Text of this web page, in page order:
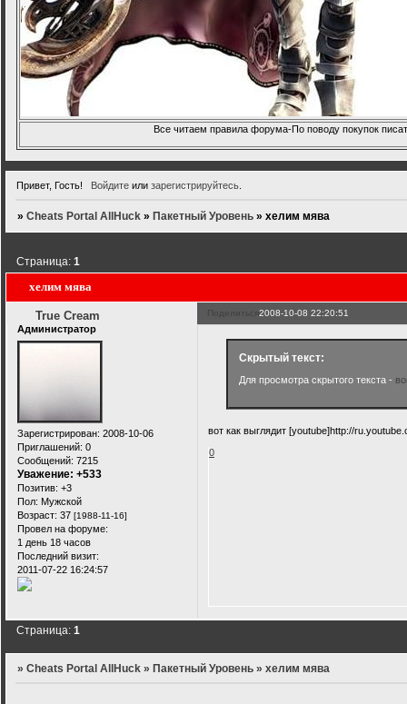
Все читаем правила форума-По поводу покупок
Привет, Гость! Войдитеили зарегистрируйтесь.
»Cheats Portal AllHuck » Пакетный Уровень »хелим мява
хелим мява
Страница:1
Поделиться2008-10-08 22:20:51
True Cream
Администратор
Зарегистрирован: 2008-10-06
Приглашений: 0
Сообщений: 7215
Уважение: +533
Позитив: +3
Пол: Мужской
Возраст: 37 [1988-11-16]
Провел на форуме:
1 день 18 часов
Последний визит:
2011-07-22 16:24:57
Скрытый текст:
Для просмотра скрытого текста -
вот как выглядит [youtube]http://
0
Страница:1
»Cheats Portal AllHuck » Пакетный Уровень »хелим мява